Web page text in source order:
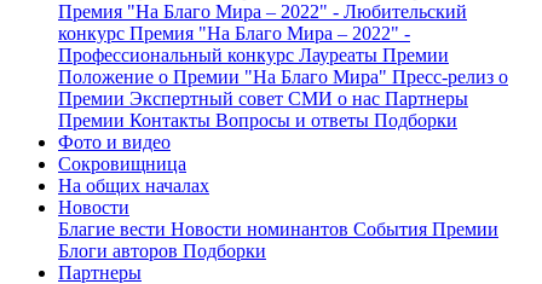
Премия "На Благо Мира – 2022" - Любительский
конкурс Премия "На Благо Мира – 2022" -
Профессиональный конкурс Лауреаты Премии
Положение о Премии "На Благо Мира" Пресс-релиз о
Премии Экспертный совет СМИ о нас Партнеры
Премии Контакты Вопросы и ответы Подборки
Фото и видео
Сокровищница
На общих началах
Новости
Благие вести Новости номинантов События Премии
Блоги авторов Подборки
Партнеры